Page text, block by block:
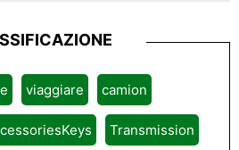
viaggiare camion
Transmission